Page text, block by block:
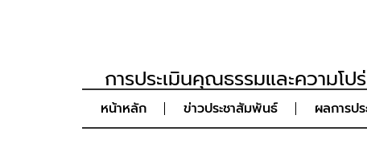
การประเมินคุณธรรมและความโ
หน้าหลัก ข่าวประชาสัมพันธ์ ผลการป